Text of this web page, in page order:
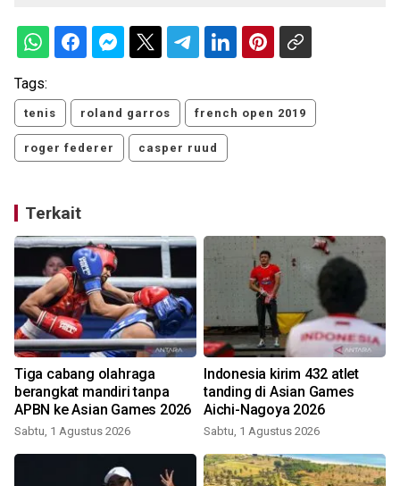
Tags:
tenis roland garros french open 2019
roger federer casper ruud
Terkait
Tiga cabang olahraga
berangkat mandiri tanpa
APBN ke Asian Games 2026
Sabtu, 1 Agustus 2026
Indonesia kirim 432 atlet
tanding di Asian Games
Aichi-Nagoya 2026
Sabtu, 1 Agustus 2026